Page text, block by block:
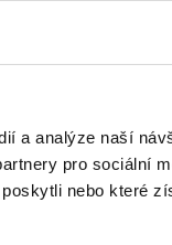
a analýze naší
pro sociální
nebo které
prací, která je
bakalářských a
nebo minulém